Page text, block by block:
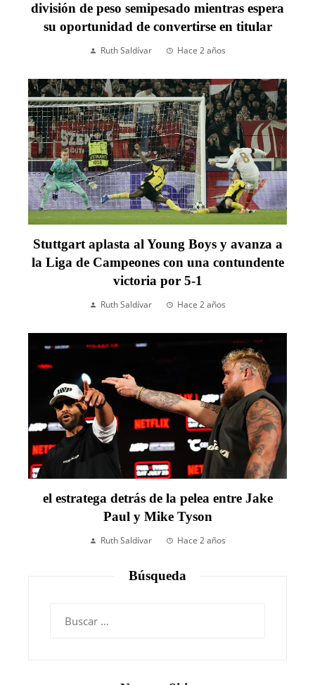
división de peso semipesado mientras espera
su oportunidad de convertirse en titular
Ruth Saldívar Hace 2 años
Stuttgart aplasta al Young Boys y avanza a
la Liga de Campeones con una contundente
victoria por 5-1
Ruth Saldívar Hace 2 años
el estratega detrás de la pelea entre Jake
Paul y Mike Tyson
Ruth Saldívar Hace 2 años
Búsqueda